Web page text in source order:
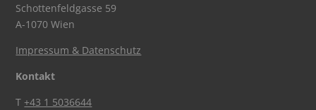
Schottenfeldgasse 59
A-1070 Wien
Impressum & Datenschutz
Kontakt
T+43 1 5036644